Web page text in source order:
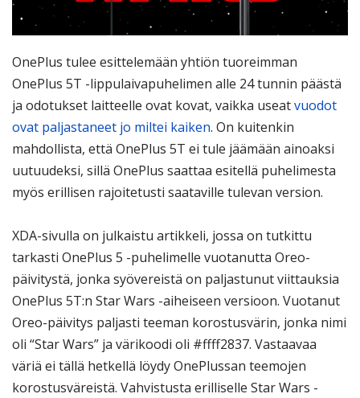
OnePlus tulee esittelemään yhtiön tuoreimman
OnePlus 5T -lippulaivapuhelimen alle 24 tunnin päästä
ja odotukset laitteelle ovat kovat, vaikka useatvuodot
ovat paljastaneet jo miltei kaiken. On kuitenkin
mahdollista, että OnePlus 5T ei tule jäämään ainoaksi
uutuudeksi, sillä OnePlus saattaa esitellä puhelimesta
myös erillisen rajoitetusti saataville tulevan version.
XDA-sivulla on julkaistu artikkeli, jossa on tutkittu
tarkasti OnePlus 5 -puhelimelle vuotanutta Oreo-
päivitystä, jonka syövereistä on paljastunut viittauksia
OnePlus 5T:n Star Wars -aiheiseen versioon. Vuotanut
Oreo-päivitys paljasti teeman korostusvärin, jonka nimi
oli “Star Wars” ja värikoodi oli #ffff2837. Vastaavaa
väriä ei tällä hetkellä löydy OnePlussan teemojen
korostusväreistä. Vahvistusta erilliselle Star Wars -